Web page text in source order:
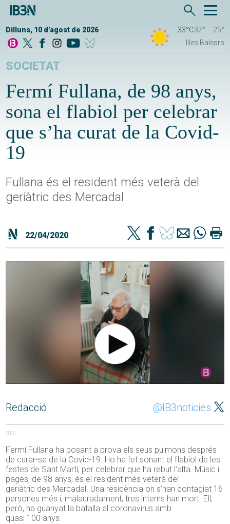
Dilluns, 10 d'agost de 2026 33°C37°
25°
Illes Balears
SOCIETAT
Fermí Fullana, de 98 anys,
sona el flabiol per celebrar
que s’ha curat de la Covid-
19
Fullana és el resident més veterà del
geriàtric des Mercadal
22/04/2020
Redacció @IB3noticies
312
Fermí Fullana ha posant a prova els seus pulmons després
de curar-se de la Covid-19. Ho ha fet sonant el flabiol de les
festes de Sant Martí, per celebrar que ha rebut l’alta. Músic i
pagès, de 98 anys, és el resident més veterà del
geriàtric des Mercadal. Una residència on s’han contagiat 16
persones més i, malauradament, tres interns han mort. Ell,
però, ha guanyat la batalla al coronavirus amb
quasi 100 anys.